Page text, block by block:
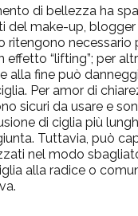
di bellezza ha
del make-up,
ritengono necessario
effetto “lifting”; per
alla fine può
Per amor di
sicuri da usare e
di ciglia più
Tuttavia, può
nel modo
alla radice o